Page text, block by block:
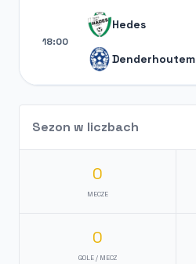
18:00
Hedes
Denderhoutem
Sezon w liczbach
0
MECZE
0
GOLE / MECZ